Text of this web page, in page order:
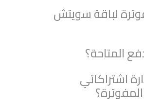
لباقة سويتش
المتاحة؟
اشتراكاتي